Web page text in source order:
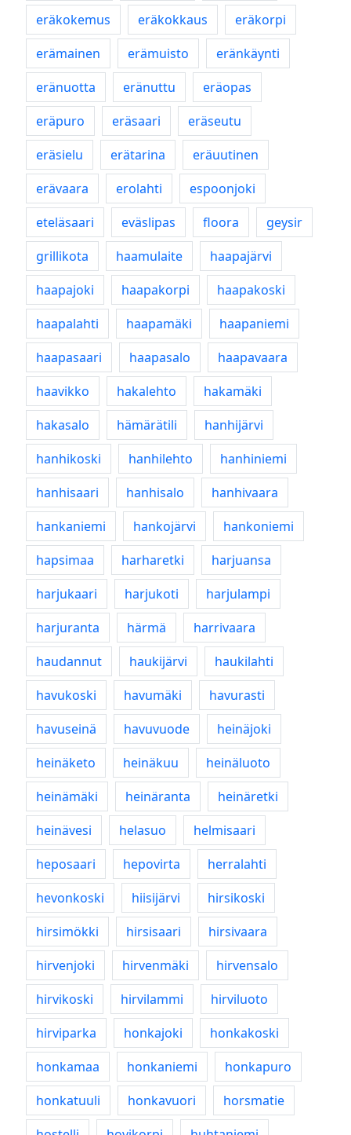
eräkokemus
eräkokkaus
eräkorpi
erämainen
erämuisto
eränkäynti
eränuotta
eränuttu
eräopas
eräpuro
eräsaari
eräseutu
eräsielu
erätarina
eräuutinen
erävaara
erolahti
espoonjoki
eteläsaari
eväslipas floora
geysir
grillikota
haamulaite
haapajärvi
haapajoki
haapakorpi
haapakoski
haapalahti
haapamäki
haapaniemi
haapasaari
haapasalo
haapavaara
haavikko
hakalehto
hakamäki
hakasalo
hämärätili
hanhijärvi
hanhikoski
hanhilehto
hanhiniemi
hanhisaari
hanhisalo
hanhivaara
hankaniemi
hankojärvi
hankoniemi
hapsimaa
harharetki
harjuansa
harjukaari
harjukoti
harjulampi
harjuranta
härmä
harrivaara
haudannut
haukijärvi
haukilahti
havukoski
havumäki
havurasti
havuseinä
havuvuode
heinäjoki
heinäketo
heinäkuu
heinäluoto
heinämäki
heinäranta
heinäretki
heinävesi
helasuo
helmisaari
heposaari
hepovirta
herralahti
hevonkoski
hiisijärvi
hirsikoski
hirsimökki
hirsisaari
hirsivaara
hirvenjoki
hirvenmäki
hirvensalo
hirvikoski
hirvilammi
hirviluoto
hirviparka
honkajoki
honkakoski
honkamaa
honkaniemi
honkapuro
honkatuuli
honkavuori
horsmatie